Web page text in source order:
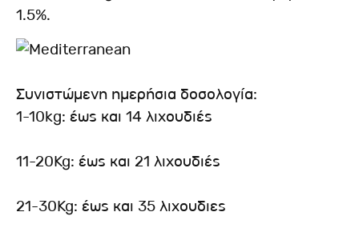
1.5%.
Συνιστώμενη ημερήσια δοσολογία:
1-10kg: έως και 14 λιχουδιές
11-20Kg: έως και 21 λιχουδιές
21-30Kg: έως και 35 λιχουδιες